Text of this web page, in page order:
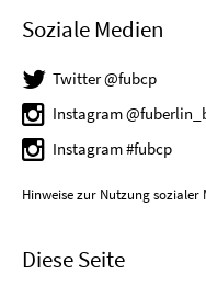
Soziale Medien
Twitter @fubcp
Instagram
Instagram #fubcp
Hinweise zur Nutzung sozialer
Diese Seite